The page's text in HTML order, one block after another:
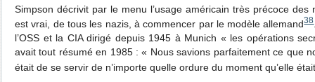
Simpson décrivit par le menu l’usage américain très précoce des
est vrai, de tous les nazis, à commencer par le modèle allemand38
l’OSS et la CIA dirigé depuis 1945 à Munich « les opérations
avait tout résumé en 1985 : « Nous savions parfaitement ce que
était de se servir de n’importe quelle ordure du moment qu’elle